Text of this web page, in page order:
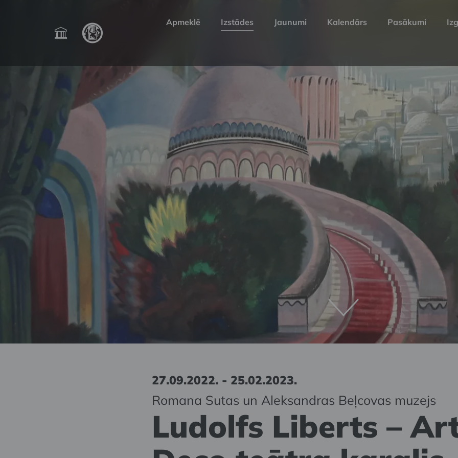
Apmeklē Izstādes Jaunumi Kalendārs Pasākumi
27.09.2022. - 25.02.2023.
Romana Sutas un Aleksandras Beļcovas muzejs
Ludolfs Liberts –